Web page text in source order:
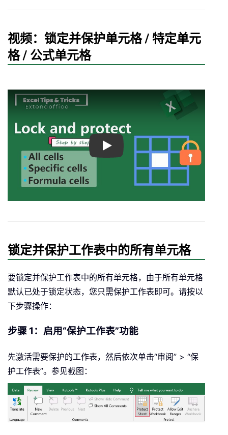
视频：锁定并保护单元格 / 特定单元
格 / 公式单元格
Play
锁定并保护工作表中的所有单元格
要锁定并保护工作表中的所有单元格，由于所有单元格
默认已处于锁定状态，您只需保护工作表即可。请按以
下步骤操作：
步骤 1：启用“保护工作表”功能
先激活需要保护的工作表，然后依次单击“审阅” > “保
护工作表”。参见截图：